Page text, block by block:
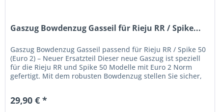
Gaszug Bowdenzug Gasseil für Rieju RR / Spike...
Gaszug Bowdenzug Gasseil passend für Rieju RR / Spike 50
(Euro 2) – Neuer Ersatzteil Dieser neue Gaszug ist speziell
für die Rieju RR und Spike 50 Modelle mit Euro 2 Norm
gefertigt. Mit dem robusten Bowdenzug stellen Sie sicher,
29,90 € *